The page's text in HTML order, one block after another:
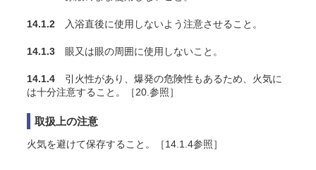
14.1.2 入浴直後に使用しないよう注意させること。
14.1.3 眼又は眼の周囲に使用しないこと。
14.1.4 引火性があり、爆発の危険性もあるため、火気に
は十分注意すること。［20.参照］
取扱上の注意
火気を避けて保存すること。［14.1.4参照］